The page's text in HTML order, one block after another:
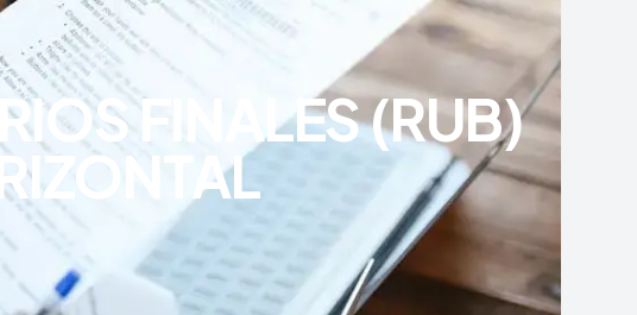
FINALES (RUB)